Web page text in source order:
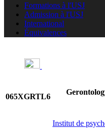
Formations à l'USJ
Admission à l'USJ
International
Équivalences
065XGRTL6
Institut de